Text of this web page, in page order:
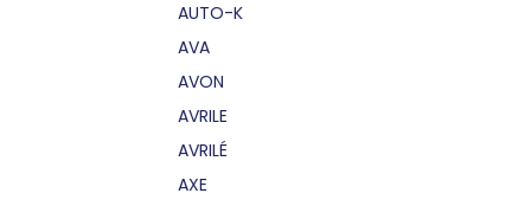
AUTO-K
AVA
AVON
AVRILE
AVRILÉ
AXE